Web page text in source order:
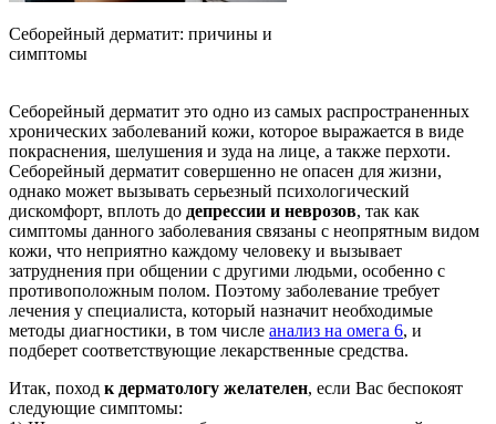
Себорейный дерматит: причины и
симптомы
Cеборейный дерматит это одно из самых распространенных
хронических заболеваний кожи, которое выражается в виде
покраснения, шелушения и зуда на лице, а также перхоти.
Себорейный дерматит совершенно не опасен для жизни,
однако может вызывать серьезный психологический
дискомфорт, вплоть до депрессии и неврозов, так как
симптомы данного заболевания связаны с неопрятным видом
кожи, что неприятно каждому человеку и вызывает
затруднения при общении с другими людьми, особенно с
противоположным полом. Поэтому заболевание требует
лечения у специалиста, который назначит необходимые
методы диагностики, в том числе анализ на омега 6, и
подберет соответствующие лекарственные средства.
Итак, поход к дерматологу желателен, если Вас беспокоят
следующие симптомы: